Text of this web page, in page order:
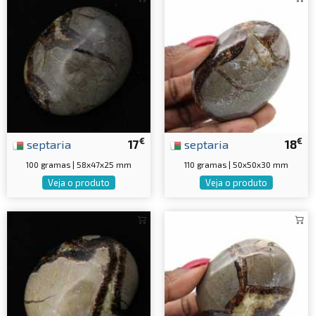
17€
septaria
100 gramas | 58x47x25 mm
Veja o produto
18€
septaria
110 gramas | 50x50x30 mm
Veja o produto